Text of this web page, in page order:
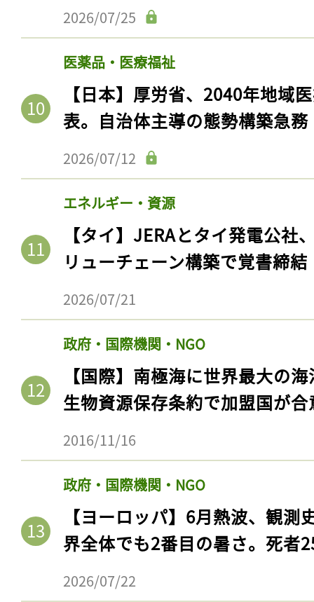
2026/07/25
医薬品・医療福祉
【日本】厚労省、2040年地域
表。自治体主導の態勢構築急務
2026/07/12
エネルギー・資源
【タイ】JERAとタイ発電公社
リューチェーン構築で覚書締結
2026/07/21
政府・国際機関・NGO
【国際】南極海に世界最大の
生物資源保存条約で加盟国が合
2016/11/16
政府・国際機関・NGO
【ヨーロッパ】6月熱波、観
界全体でも2番目の暑さ。死者
2026/07/22
ログイン
会員登録